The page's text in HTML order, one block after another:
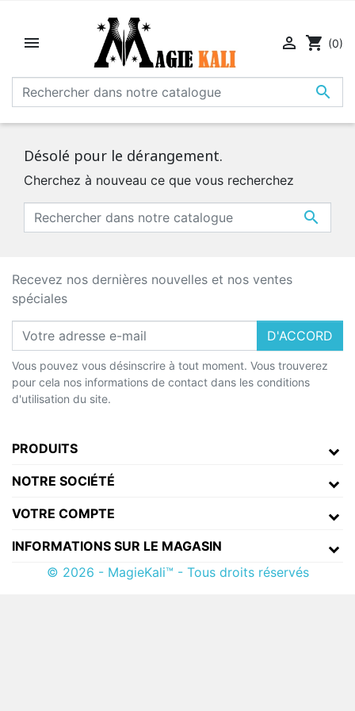


 shopping_cart (0)
Désolé pour le dérangement.
Cherchez à nouveau ce que vous recherchez

Recevez nos dernières nouvelles et nos ventes
spéciales
D'ACCORD
Vous pouvez vous désinscrire à tout moment. Vous trouverez
pour cela nos informations de contact dans les conditions
d'utilisation du site.
PRODUITS
NOTRE SOCIÉTÉ
VOTRE COMPTE
INFORMATIONS SUR LE MAGASIN
© 2026 - MagieKali™ - Tous droits réservés